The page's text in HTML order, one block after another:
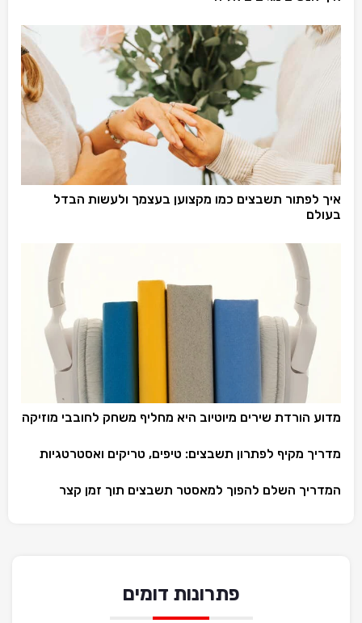
איך לפתור תשבצים כמו מקצוען בעצמך ולעשות הבדל
בעולם
מדוע הורדת שירים מיוטיוב היא מחליף משחק לחובבי מוזיקה
מדריך מקיף לפתרון תשבצים: טיפים, טריקים ואסטרטגיות
המדריך השלם להפוך למאסטר תשבצים תוך זמן קצר
פתרונות דומים